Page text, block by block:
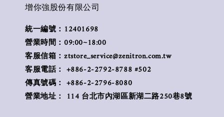
增你強股份有限公司
統一編號：12401698
營業時間：09:00~18:00
客服信箱：ztstore_service@zenitron.com.tw
客服電話： +886-2-2792-8788 #502
傳真號碼： +886-2-2796-8080
營業地址： 114 台北市內湖區新湖二路250巷8號